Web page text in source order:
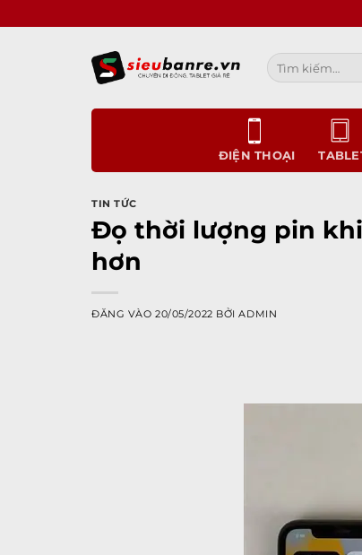
qua
Tìm
kiếm:
ĐIỆN THOẠI
TIN TỨC
Đọ thời lượng pin khi
hơn
ĐĂNG VÀO20/05/2022 BỞIADMIN